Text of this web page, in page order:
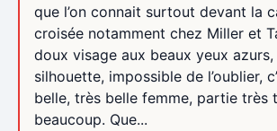
que l’on connait surtout devant la
croisée notamment chez Miller et
doux visage aux beaux yeux
silhouette, impossible de l’oublier,
belle, très belle femme, partie très
beaucoup. Que...